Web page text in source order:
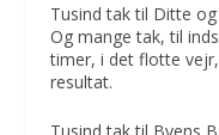
Tusind tak til Ditte
Og mange tak, til
timer, i det flotte
resultat.